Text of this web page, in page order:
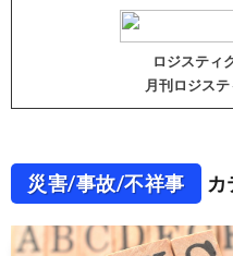
ロジスティ
月刊ロジス
災害/事故/不祥事